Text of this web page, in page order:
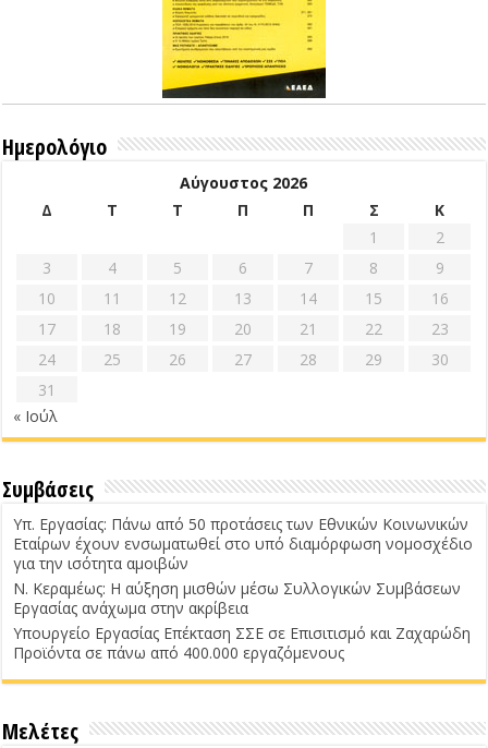
Ημερολόγιο
Αύγουστος 2026
Δ
Τ Τ Π Π Σ
Κ
1
2
3
4 5 6 7 8
9
10
11 12 13 14 15
16
17
18 19 20 21 22
23
24
25 26 27 28 29
30
31
« Ιούλ
Συμβάσεις
Υπ. Εργασίας: Πάνω από 50 προτάσεις των Εθνικών Κοινωνικών
Εταίρων έχουν ενσωματωθεί στο υπό διαμόρφωση νομοσχέδιο
για την ισότητα αμοιβών
Ν. Κεραμέως: Η αύξηση μισθών μέσω Συλλογικών Συμβάσεων
Εργασίας ανάχωμα στην ακρίβεια
Υπουργείο Εργασίας Επέκταση ΣΣΕ σε Επισιτισμό και Ζαχαρώδη
Προϊόντα σε πάνω από 400.000 εργαζόμενους
Μελέτες